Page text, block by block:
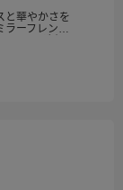
と華やかさを
ラーフレンチ
ド マグネッ
プセット
プオーダ